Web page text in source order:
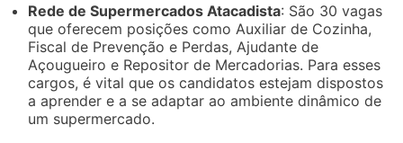
Rede de Supermercados Atacadista: São 30 vagas
que oferecem posições como Auxiliar de Cozinha,
Fiscal de Prevenção e Perdas, Ajudante de
Açougueiro e Repositor de Mercadorias. Para esses
cargos, é vital que os candidatos estejam dispostos
a aprender e a se adaptar ao ambiente dinâmico de
um supermercado.